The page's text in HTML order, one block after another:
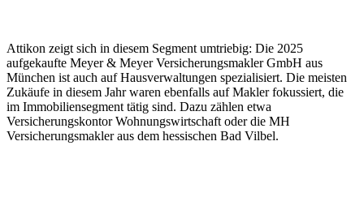
Attikon zeigt sich in diesem Segment umtriebig: Die 2025
aufgekaufte Meyer & Meyer Versicherungsmakler GmbH aus
München ist auch auf Hausverwaltungen spezialisiert. Die meisten
Zukäufe in diesem Jahr waren ebenfalls auf Makler fokussiert, die
im Immobiliensegment tätig sind. Dazu zählen etwa
Versicherungskontor Wohnungswirtschaft oder die MH
Versicherungsmakler aus dem hessischen Bad Vilbel.